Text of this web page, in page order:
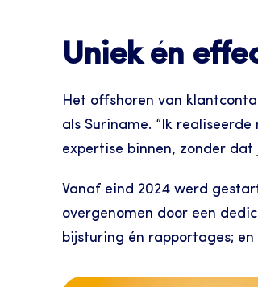
Uniek én
Het offshoren van
als Suriname. “Ik
expertise binnen, zonder
Vanaf eind 2024 werd
overgenomen door een
bijsturing én rapportages;